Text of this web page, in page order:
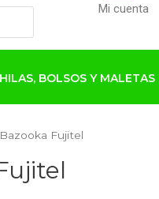
Mi cuenta
BOLSOS Y MALETAS
Fujitel